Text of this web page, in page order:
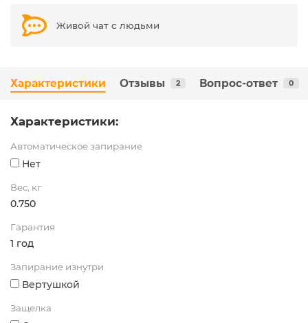
Живой чат с людьми
Характеристики Отзывы 2 Вопрос-ответ 0
Характеристики:
Автоматическое запирание
Нет
Вес, кг
0.750
Гарантия
1 год
Запирание изнутри
Вертушкой
Защелка